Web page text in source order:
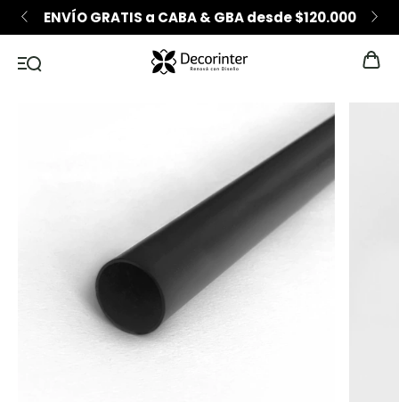
ENVÍO GRATIS a CABA & GBA desde $120.000